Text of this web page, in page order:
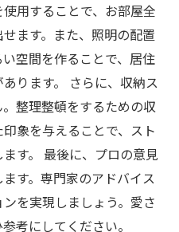
用することで、お部屋全
ます。また、照明の配置
空間を作ることで、居住
ります。 さらに、収納ス
整理整頓をするための収
象を与えることで、スト
す。 最後に、プロの意見
す。専門家のアドバイス
を実現しましょう。愛さ
考にしてください。